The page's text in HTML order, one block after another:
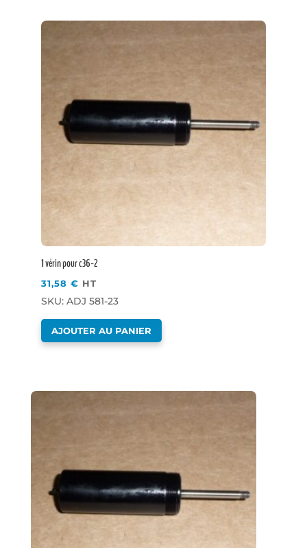
1 vérin pour c36-2
31,58 € HT
SKU: ADJ 581-23
AJOUTER AU PANIER